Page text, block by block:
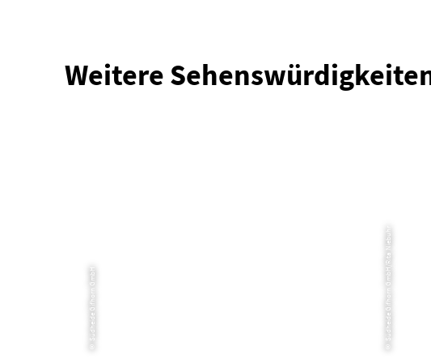
Weitere
© Südheide Gifhorn GmbH © Südheide Gifhorn GmbH/Rita Niebuhr